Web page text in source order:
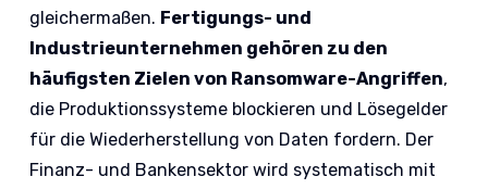
gleichermaßen. Fertigungs- und
Industrieunternehmen gehören zu den
häufigsten Zielen von Ransomware-Angriffen,
die Produktionssysteme blockieren und Lösegelder
für die Wiederherstellung von Daten fordern. Der
Finanz- und Bankensektor wird systematisch mit